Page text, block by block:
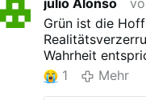
julio Alonso
Grün ist die
Wahrheit
1
Mehr